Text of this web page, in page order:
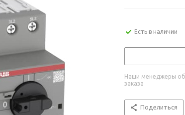
Есть в наличии
Наши менеджеры
заказа
Поделиться